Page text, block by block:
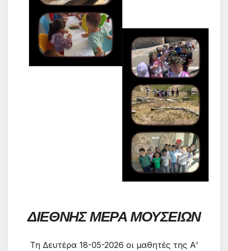
ΔΙΕΘΝΗΣ ΜΕΡΑ ΜΟΥΣΕΙΩΝ
Τη Δευτέρα 18-05-2026 οι μαθητές της Α’